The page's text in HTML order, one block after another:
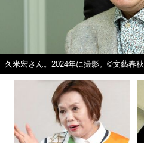
久米宏さん。2024年に撮影。©文藝春秋